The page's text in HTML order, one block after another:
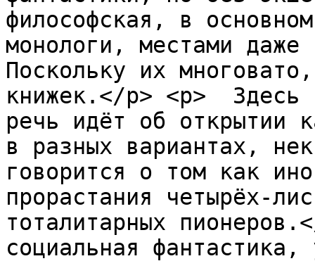
философская, в
монологи, местами даже
Поскольку их
книжек.</p> <p>
речь идёт об открытии
в разных вариантах,
говорится о том как
прорастания четырёх-
тоталитарных
социальная